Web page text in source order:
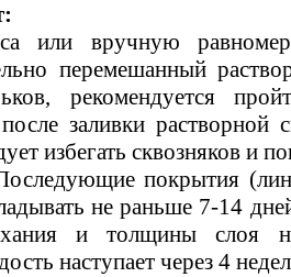
или вручную
перемешанный
рекомендуется
заливки растворной
избегать сквозняков и
покрытия
не раньше 7-14
и толщины слоя
наступает через 4